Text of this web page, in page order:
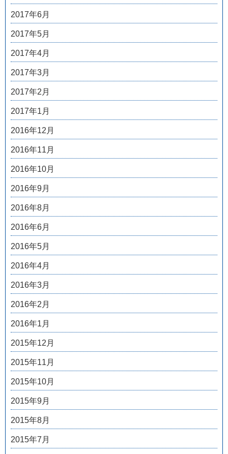
2017年6月
2017年5月
2017年4月
2017年3月
2017年2月
2017年1月
2016年12月
2016年11月
2016年10月
2016年9月
2016年8月
2016年6月
2016年5月
2016年4月
2016年3月
2016年2月
2016年1月
2015年12月
2015年11月
2015年10月
2015年9月
2015年8月
2015年7月